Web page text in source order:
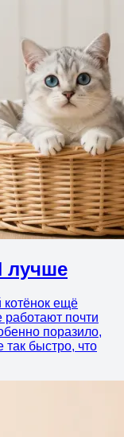
лучше
ещё
работают почти
поразило,
быстро, что